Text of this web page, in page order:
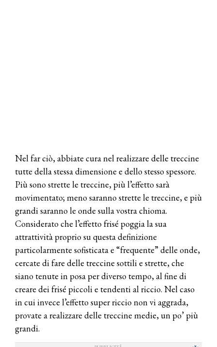
Nel far ciò, abbiate cura nel realizzare delle treccine
tutte della stessa dimensione e dello stesso spessore.
Più sono strette le treccine, più l’effetto sarà
movimentato; meno saranno strette le treccine, e più
grandi saranno le onde sulla vostra chioma.
Considerato che l’effetto frisé poggia la sua
attrattività proprio su questa definizione
particolarmente sofisticata e “frequente” delle onde,
cercate di fare delle treccine sottili e strette, che
siano tenute in posa per diverso tempo, al fine di
creare dei frisé piccoli e tendenti al riccio. Nel caso
in cui invece l’effetto super riccio non vi aggrada,
provate a realizzare delle treccine medie, un po’ più
grandi.